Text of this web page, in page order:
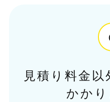
見積り料金
かか